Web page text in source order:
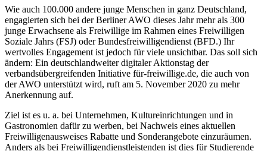
Wie auch 100.000 andere junge Menschen in ganz Deutschland,
engagierten sich bei der Berliner AWO dieses Jahr mehr als 300
junge Erwachsene als Freiwillige im Rahmen eines Freiwilligen
Soziale Jahrs (FSJ) oder Bundesfreiwilligendienst (BFD.) Ihr
wertvolles Engagement ist jedoch für viele unsichtbar. Das soll sich
ändern: Ein deutschlandweiter digitaler Aktionstag der
verbandsübergreifenden Initiative für-freiwillige.de, die auch von
der AWO unterstützt wird, ruft am 5. November 2020 zu mehr
Anerkennung auf.
Ziel ist es u. a. bei Unternehmen, Kultureinrichtungen und in
Gastronomien dafür zu werben, bei Nachweis eines aktuellen
Freiwilligenausweises Rabatte und Sonderangebote einzuräumen.
Anders als bei Freiwilligendienstleistenden ist dies für Studierende